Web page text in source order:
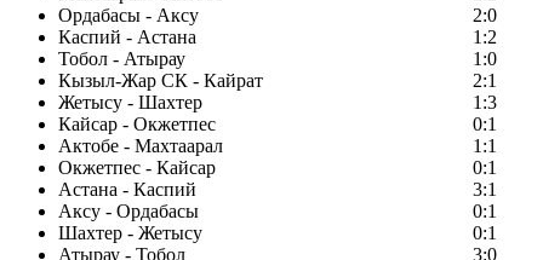
Ордабасы - Аксу
2:0
Каспий - Астана
1:2
Тобол - Атырау
1:0
Кызыл-Жар СК - Кайрат
2:1
Жетысу - Шахтер
1:3
Кайсар - Окжетпес
0:1
Актобе - Махтаарал
1:1
Окжетпес - Кайсар
0:1
Астана - Каспий
3:1
Аксу - Ордабасы
0:1
Шахтер - Жетысу
0:1
Атырау - Тобол
3:0